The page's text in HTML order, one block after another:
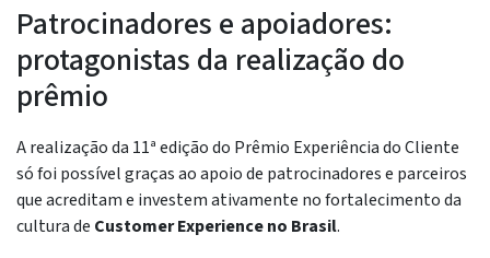
Patrocinadores e apoiadores:
protagonistas da realização do
prêmio
A realização da 11ª edição do Prêmio Experiência do Cliente
só foi possível graças ao apoio de patrocinadores e parceiros
que acreditam e investem ativamente no fortalecimento da
cultura de Customer Experience no Brasil.